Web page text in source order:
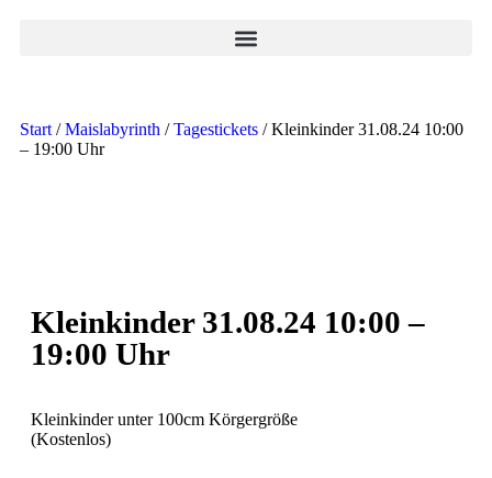
Start /Maislabyrinth /Tagestickets / Kleinkinder 31.08.24 10:00
– 19:00 Uhr
Kleinkinder 31.08.24 10:00 –
19:00 Uhr
Kleinkinder unter 100cm Körgergröße
(Kostenlos)